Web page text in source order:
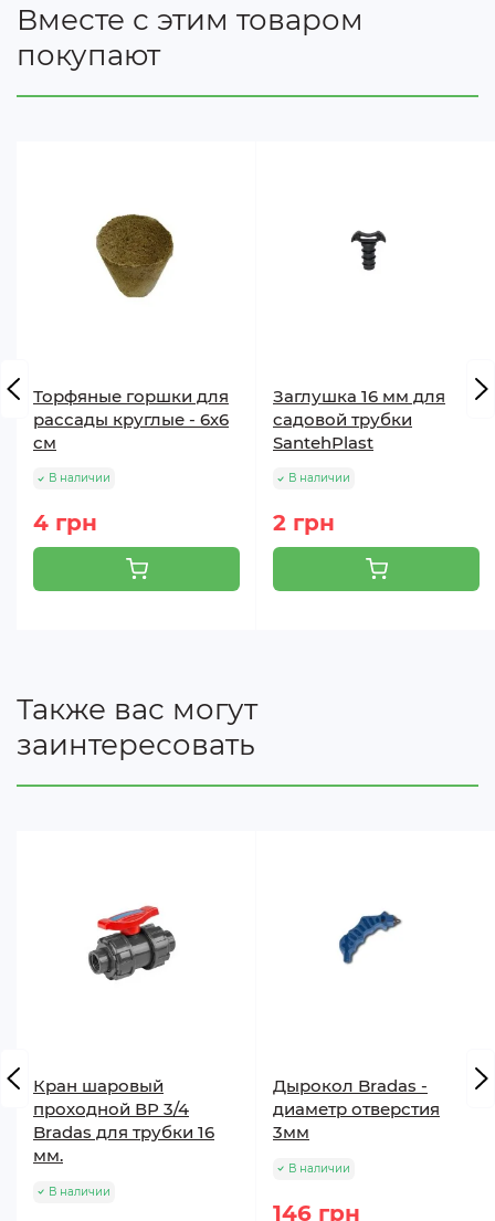
Вместе с этим товаром
покупают
Торфяные горшки для
рассады круглые - 6х6
см
В наличии
4 грн
Заглушка 16 мм для
садовой трубки
SantehPlast
В наличии
2 грн
Также вас могут
заинтересовать
Кран шаровый
проходной ВР 3/4
Bradas для трубки 16
мм.
В наличии
Дырокол Bradas -
диаметр отверстия
3мм
В наличии
146 грн